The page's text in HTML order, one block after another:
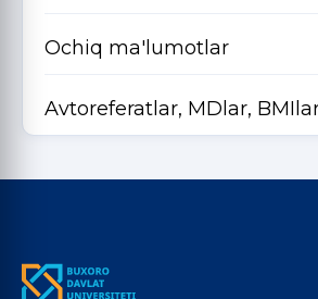
Ochiq ma'lumotlar
Avtoreferatlar, MDlar,